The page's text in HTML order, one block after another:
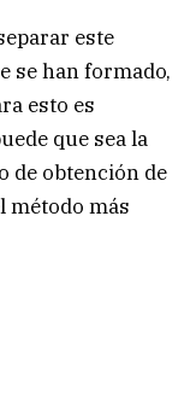
este
se han formado,
esto es
que sea la
de obtención de
método más